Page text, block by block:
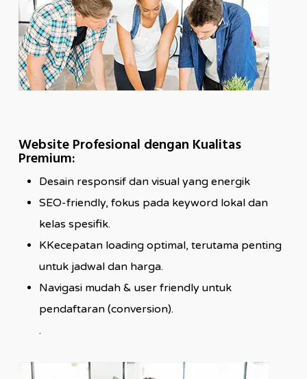
Website Profesional dengan Kualitas
Premium:
Desain responsif dan visual yang energik
SEO-friendly, fokus pada keyword lokal dan
kelas spesifik.
KKecepatan loading optimal, terutama penting
untuk jadwal dan harga.
Navigasi mudah & user friendly untuk
pendaftaran (conversion).
.